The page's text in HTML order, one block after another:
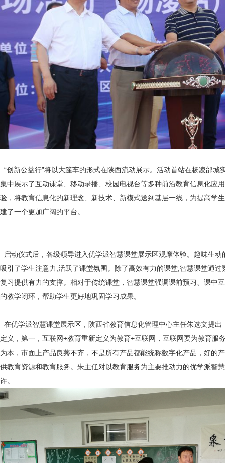
“创新公益行”将以大篷车的形式在陕西流动展示。活动首站在杨凌邰城
集中展示了互动课堂、移动录播、校园电视台等多种前沿教育信息化应
验，将教育信息化的新理念、新技术、新模式送到基层一线，为提高学
建了一个更加广阔的平台。
启动仪式后，各级领导进入优学派智慧课堂展示区观摩体验。趣味生
吸引了学生注意力,活跃了课堂氛围。除了高效有力的课堂,智慧课堂通
复习提供有力的支撑。相对于传统课堂，智慧课堂强调课前预习、课中
的教学闭环，帮助学生更好地巩固学习成果。
在优学派智慧课堂展示区，陕西省教育信息化管理中心主任朱选文提
定义，第一，互联网+教育重新定义为教育+互联网，互联网要为教育服
为本，市面上产品良莠不齐，不是所有产品都能统称数字化产品，好的
供教育资源和教育服务。朱主任对以教育服务为主要推动力的优学派智
许。